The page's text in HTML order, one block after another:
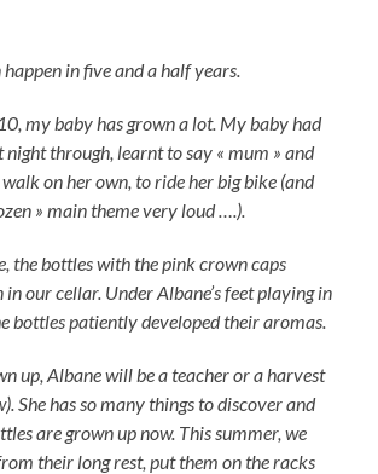
in five and a half years.
my baby has grown a lot. My baby had
night through, learnt to say « mum » and
on her own, to ride her big bike (and
» main theme very loud ….).
the bottles with the pink crown caps
our cellar. Under Albane’s feet playing in
bottles patiently developed their aromas.
up, Albane will be a teacher or a harvest
She has so many things to discover and
are grown up now. This summer, we
their long rest, put them on the racks